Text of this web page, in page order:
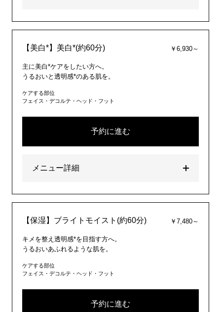
【美白*】美白*(約60分) ￥6,930～
主に美白*ケアをしたい方へ。
うるおいと透明感*のある肌を。
ケアする部位
フェイス・デコルテ・ヘッド・フット
予約に進む
メニュー詳細
【保湿】ブライトモイスト(約60分) ￥7,480～
キメを整え透明感*を目指す方へ。
うるおいあふれるような肌を。
ケアする部位
フェイス・デコルテ・ヘッド・フット
予約に進む